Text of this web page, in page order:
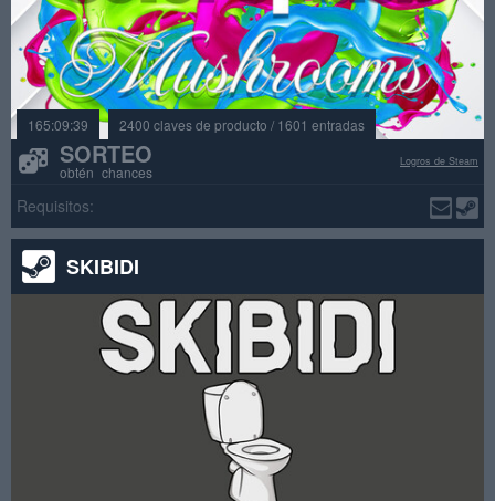
165:09:39 2400 claves de producto / 1601 entradas
SORTEO
obtén chances
Logros de Steam
Requisitos:
SKIBIDI